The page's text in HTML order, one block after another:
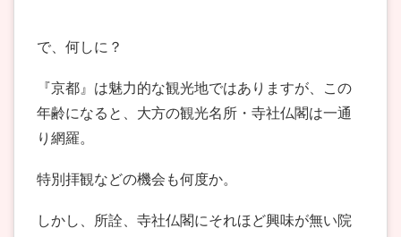
で、何しに？
『京都』は魅力的な観光地ではありますが、この
年齢になると、大方の観光名所・寺社仏閣は一通
り網羅。
特別拝観などの機会も何度か。
しかし、所詮、寺社仏閣にそれほど興味が無い院